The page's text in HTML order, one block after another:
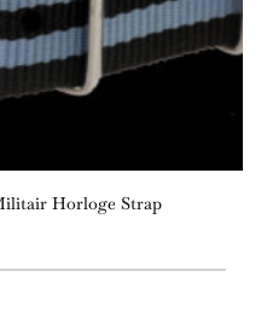
Horloge Strap